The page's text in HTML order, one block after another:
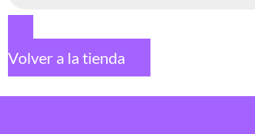
Volver a la tienda